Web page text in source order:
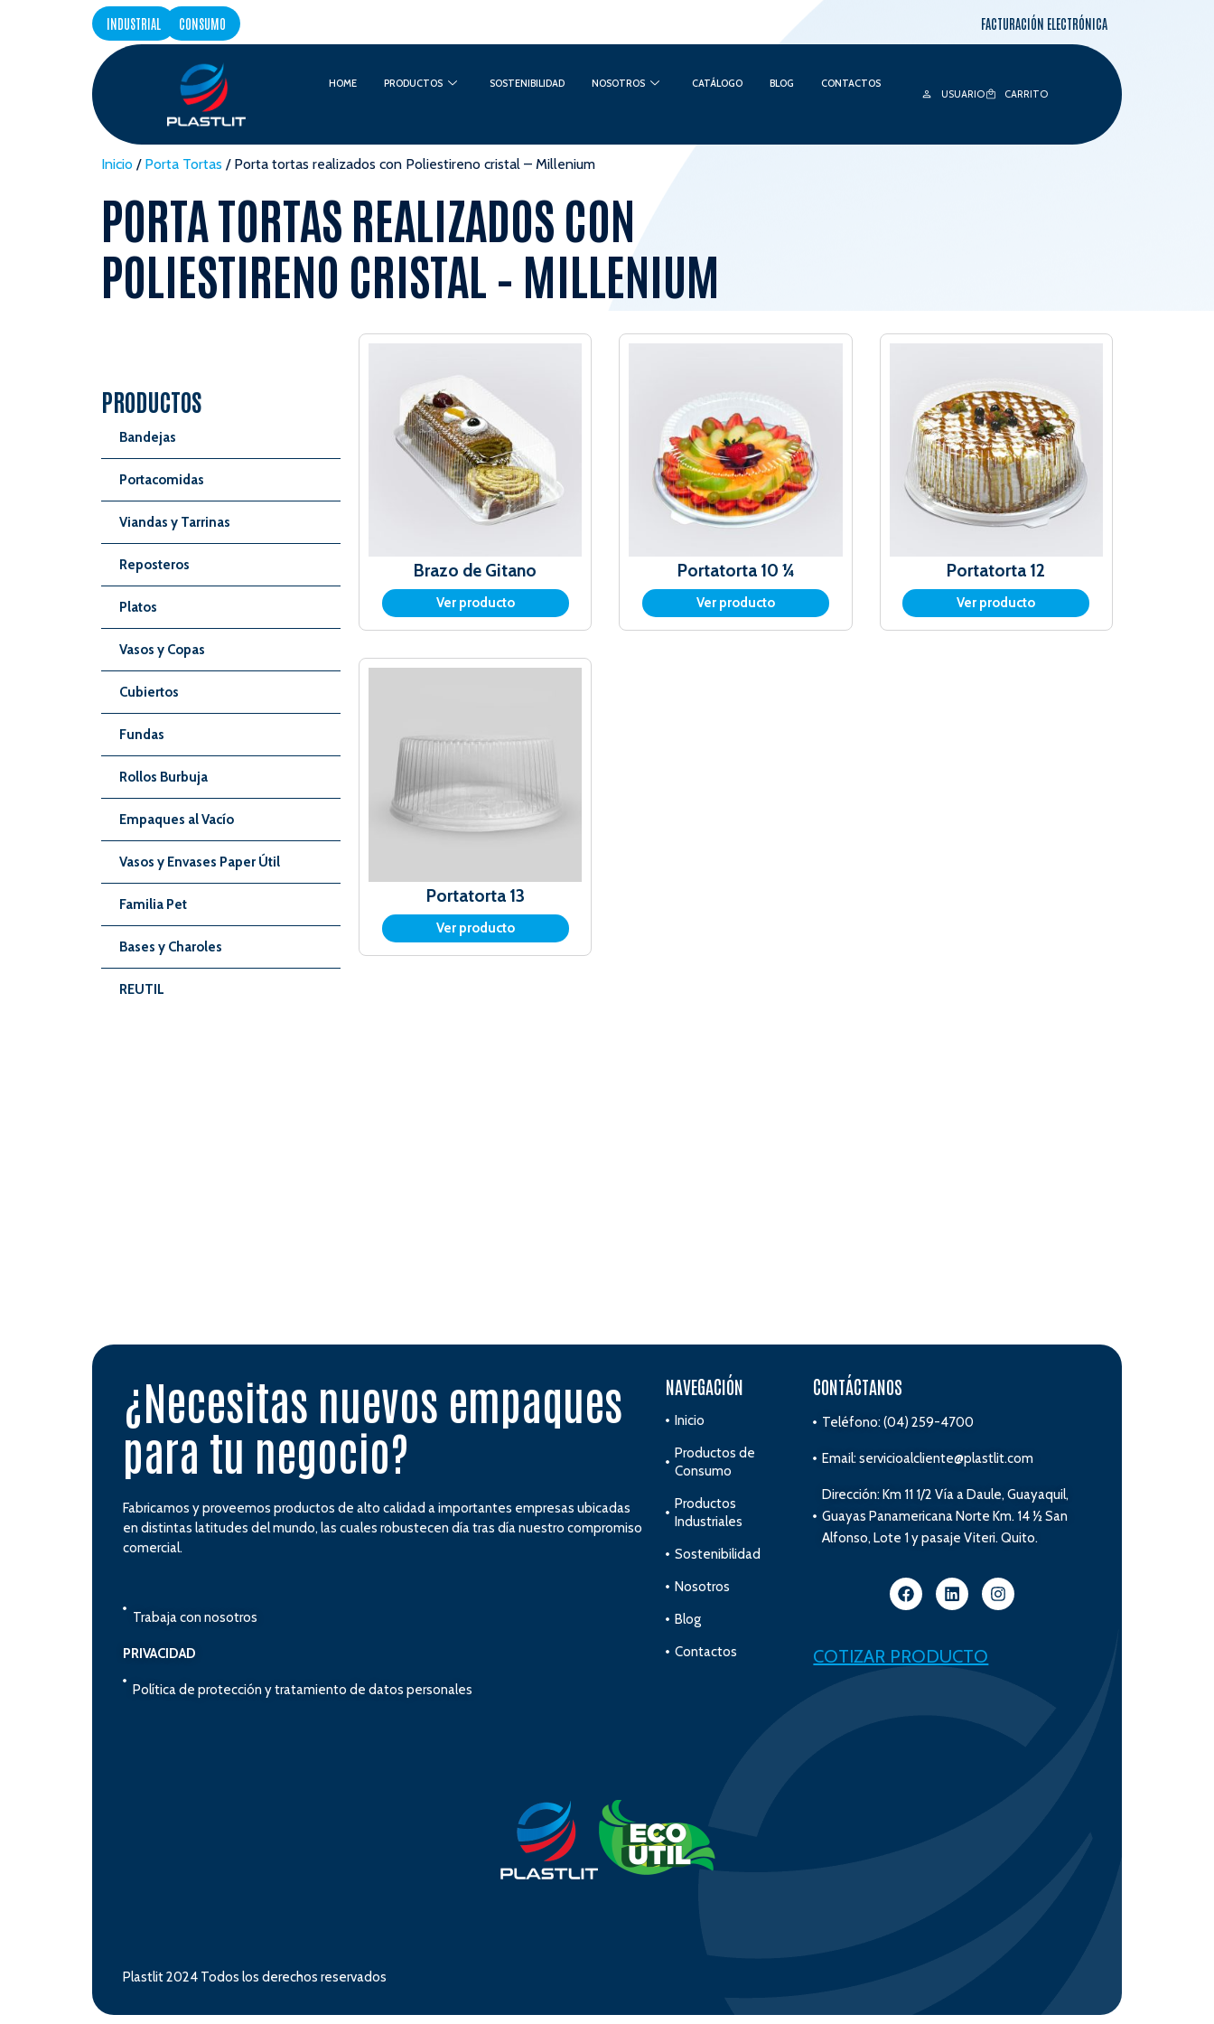
INDUSTRIAL CONSUMO FACTURACIÓN ELECTRÓNICA
HOME PRODUCTOS SOSTENIBILIDAD NOSOTROS CATÁLOGO BLOG
CONTACTOS
USUARIO
CARRITO
Inicio / Porta Tortas / Porta tortas realizados con Poliestireno cristal – Millenium
PORTA TORTAS REALIZADOS CON
POLIESTIRENO CRISTAL – MILLENIUM
PRODUCTOS
Bandejas
Portacomidas
Viandas y Tarrinas
Reposteros
Platos
Vasos y Copas
Cubiertos
Fundas
Rollos Burbuja
Empaques al Vacío
Vasos y Envases Paper Útil
Familia Pet
Bases y Charoles
REUTIL
Brazo de Gitano
Ver producto
Portatorta 10 ¼
Ver producto
Portatorta 12
Ver producto
Portatorta 13
Ver producto
¿Necesitas nuevos empaques
para tu negocio?
Fabricamos y proveemos productos de alto calidad a importantes empresas ubicadas
en distintas latitudes del mundo, las cuales robustecen día tras día nuestro compromiso
comercial.
Trabaja con nosotros
PRIVACIDAD
Política de protección y tratamiento de datos personales
NAVEGACIÓN
Inicio
Productos de
Consumo
Productos
Industriales
Sostenibilidad
Nosotros
Blog
Contactos
CONTÁCTANOS
Teléfono: (04) 259-4700
Email: servicioalcliente@plastlit.com
Dirección: Km 11 1/2 Vía a Daule, Guayaquil,
Guayas Panamericana Norte Km. 14 ½ San
Alfonso, Lote 1 y pasaje Viteri. Quito.
COTIZAR PRODUCTO
Plastlit 2024 Todos los derechos reservados